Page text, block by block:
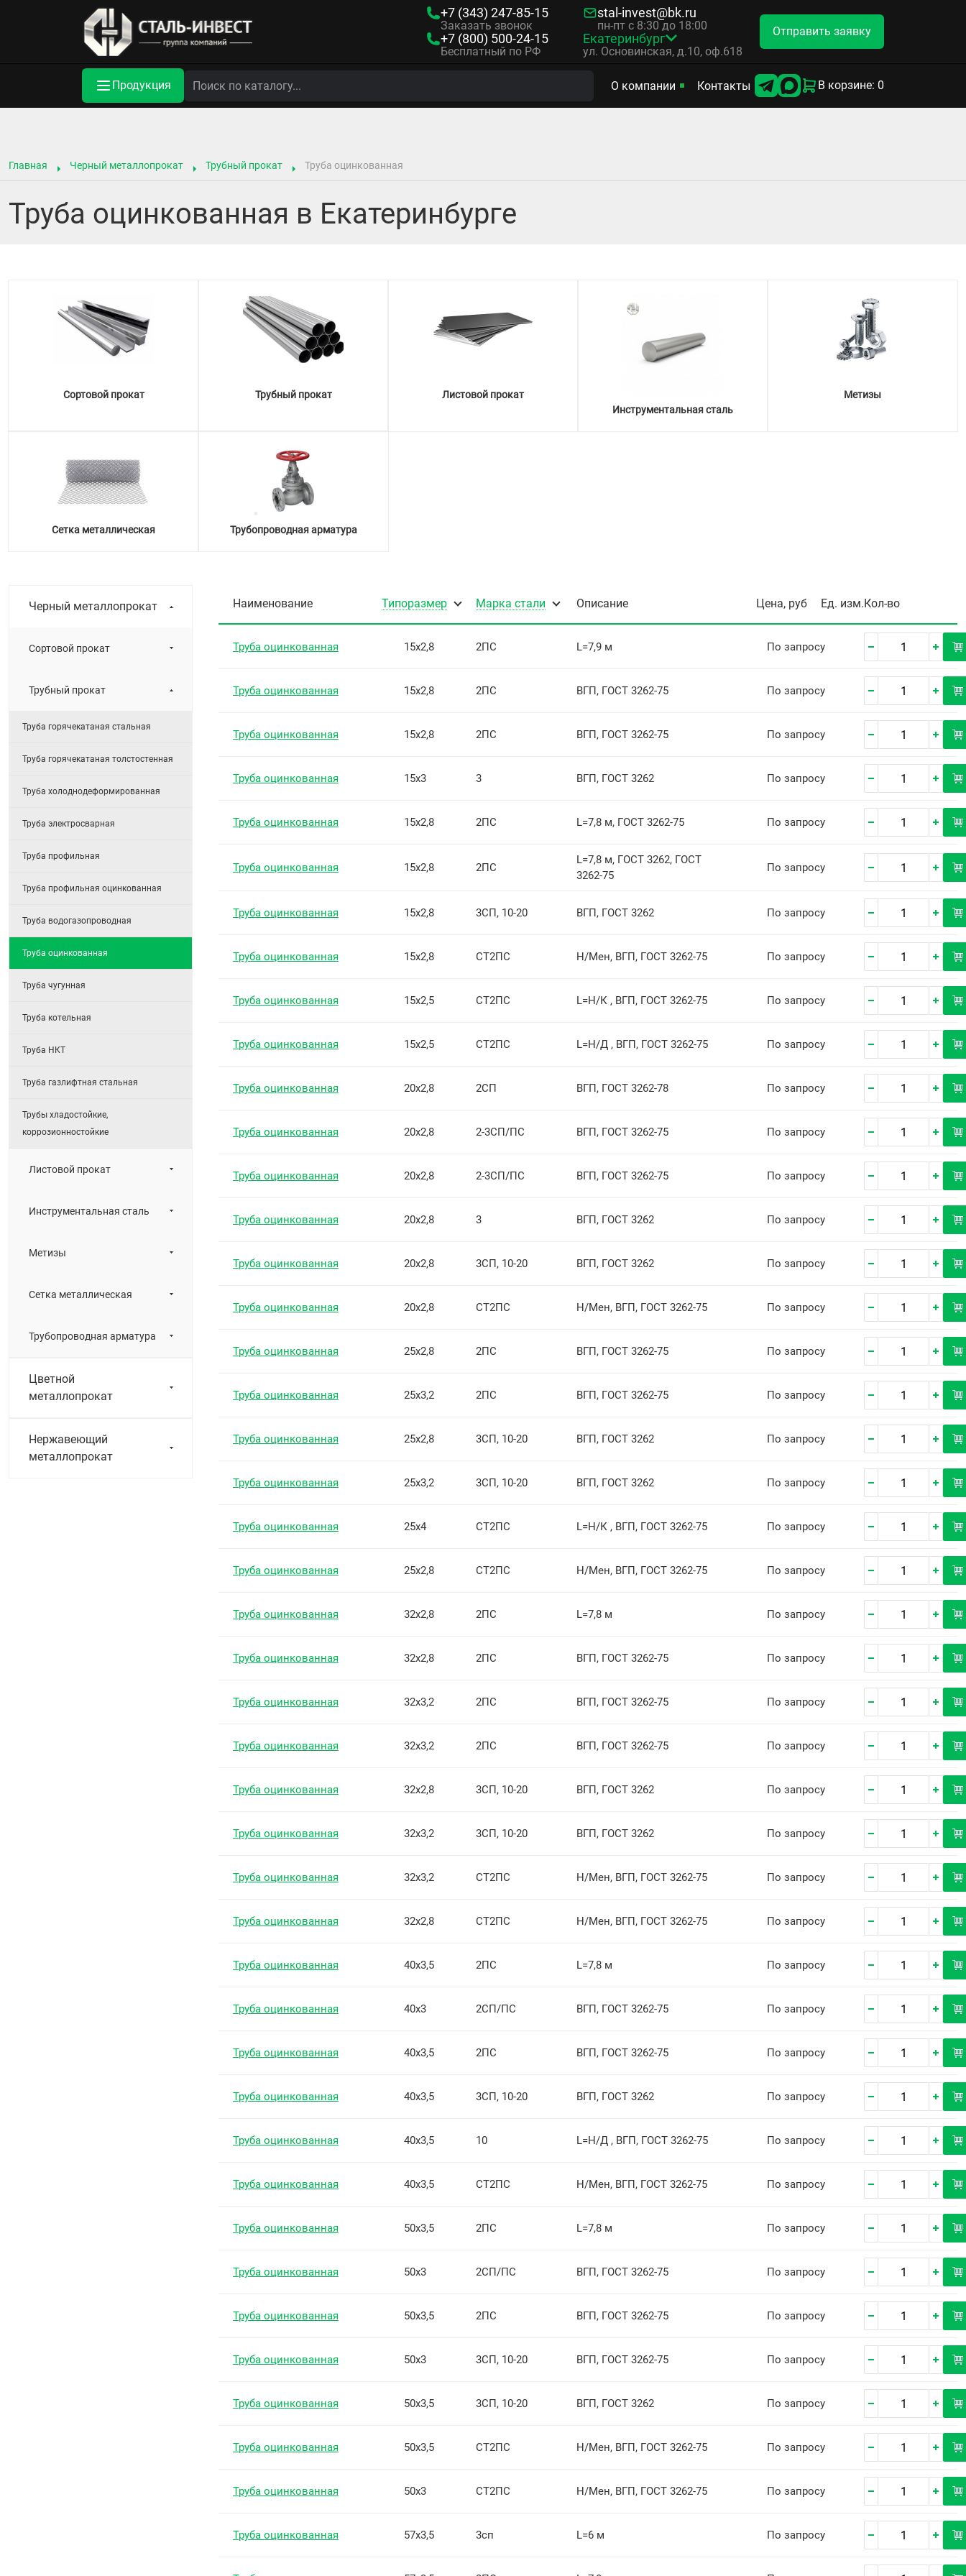
+7 (343) 247-85-15
Заказать звонок
+7 (800) 500-24-15
Бесплатный по РФ
stal-invest@bk.ru
пн-пт с 8:30 до 18:00
Екатеринбург
ул. Основинская, д.10, оф.618
Отправить заявку
Продукция О компании Контакты В корзине: 0
Главная Черный металлопрокат Трубный прокат Труба оцинкованная
Труба оцинкованная в Екатеринбурге
Сортовой прокат Трубный прокат
Листовой прокат
Инструментальная сталь
Метизы
Сетка металлическая Трубопроводная арматура
Черный металлопрокат
Сортовой прокат
Трубный прокат
Труба горячекатаная стальная
Труба горячекатаная толстостенная
Труба холоднодеформированная
Труба электросварная
Труба профильная
Труба профильная оцинкованная
Труба водогазопроводная
Труба оцинкованная
Труба чугунная
Труба котельная
Труба НКТ
Труба газлифтная стальная
Трубы хладостойкие,
коррозионностойкие
Листовой прокат
Инструментальная сталь
Метизы
Сетка металлическая
Трубопроводная арматура
Цветной
металлопрокат
Нержавеющий
металлопрокат
Наименование Типоразмер Марка стали Описание Цена, руб Ед. изм. Кол-во
Труба оцинкованная 15х2,8 2ПС L=7,9 м По запросу
Труба оцинкованная 15х2,8 2ПС ВГП, ГОСТ 3262-75 По запросу
Труба оцинкованная 15х2,8 2ПС ВГП, ГОСТ 3262-75 По запросу
Труба оцинкованная 15х3 3 ВГП, ГОСТ 3262 По запросу
Труба оцинкованная 15х2,8 2ПС L=7,8 м, ГОСТ 3262-75 По запросу
Труба оцинкованная 15х2,8 2ПС
L=7,8 м, ГОСТ 3262, ГОСТ
3262-75
По запросу
Труба оцинкованная 15х2,8 3СП, 10-20 ВГП, ГОСТ 3262 По запросу
Труба оцинкованная 15х2,8 СТ2ПС Н/Мен, ВГП, ГОСТ 3262-75 По запросу
Труба оцинкованная 15х2,5 СТ2ПС L=Н/К , ВГП, ГОСТ 3262-75 По запросу
Труба оцинкованная 15х2,5 СТ2ПС L=Н/Д , ВГП, ГОСТ 3262-75 По запросу
Труба оцинкованная 20х2,8 2СП ВГП, ГОСТ 3262-78 По запросу
Труба оцинкованная 20х2,8 2-3СП/ПС ВГП, ГОСТ 3262-75 По запросу
Труба оцинкованная 20х2,8 2-3СП/ПС ВГП, ГОСТ 3262-75 По запросу
Труба оцинкованная 20х2,8 3 ВГП, ГОСТ 3262 По запросу
Труба оцинкованная 20х2,8 3СП, 10-20 ВГП, ГОСТ 3262 По запросу
Труба оцинкованная 20х2,8 СТ2ПС Н/Мен, ВГП, ГОСТ 3262-75 По запросу
Труба оцинкованная 25х2,8 2ПС ВГП, ГОСТ 3262-75 По запросу
Труба оцинкованная 25х3,2 2ПС ВГП, ГОСТ 3262-75 По запросу
Труба оцинкованная 25х2,8 3СП, 10-20 ВГП, ГОСТ 3262 По запросу
Труба оцинкованная 25х3,2 3СП, 10-20 ВГП, ГОСТ 3262 По запросу
Труба оцинкованная 25х4 СТ2ПС L=Н/К , ВГП, ГОСТ 3262-75 По запросу
Труба оцинкованная 25х2,8 СТ2ПС Н/Мен, ВГП, ГОСТ 3262-75 По запросу
Труба оцинкованная 32х2,8 2ПС L=7,8 м По запросу
Труба оцинкованная 32х2,8 2ПС ВГП, ГОСТ 3262-75 По запросу
Труба оцинкованная 32х3,2 2ПС ВГП, ГОСТ 3262-75 По запросу
Труба оцинкованная 32х3,2 2ПС ВГП, ГОСТ 3262-75 По запросу
Труба оцинкованная 32х2,8 3СП, 10-20 ВГП, ГОСТ 3262 По запросу
Труба оцинкованная 32х3,2 3СП, 10-20 ВГП, ГОСТ 3262 По запросу
Труба оцинкованная 32х3,2 СТ2ПС Н/Мен, ВГП, ГОСТ 3262-75 По запросу
Труба оцинкованная 32х2,8 СТ2ПС Н/Мен, ВГП, ГОСТ 3262-75 По запросу
Труба оцинкованная 40х3,5 2ПС L=7,8 м По запросу
Труба оцинкованная 40х3 2СП/ПС ВГП, ГОСТ 3262-75 По запросу
Труба оцинкованная 40х3,5 2ПС ВГП, ГОСТ 3262-75 По запросу
Труба оцинкованная 40х3,5 3СП, 10-20 ВГП, ГОСТ 3262 По запросу
Труба оцинкованная 40х3,5 10 L=Н/Д , ВГП, ГОСТ 3262-75 По запросу
Труба оцинкованная 40х3,5 СТ2ПС Н/Мен, ВГП, ГОСТ 3262-75 По запросу
Труба оцинкованная 50х3,5 2ПС L=7,8 м По запросу
Труба оцинкованная 50х3 2СП/ПС ВГП, ГОСТ 3262-75 По запросу
Труба оцинкованная 50х3,5 2ПС ВГП, ГОСТ 3262-75 По запросу
Труба оцинкованная 50х3 3СП, 10-20 ВГП, ГОСТ 3262-75 По запросу
Труба оцинкованная 50х3,5 3СП, 10-20 ВГП, ГОСТ 3262 По запросу
Труба оцинкованная 50х3,5 СТ2ПС Н/Мен, ВГП, ГОСТ 3262-75 По запросу
Труба оцинкованная 50х3 СТ2ПС Н/Мен, ВГП, ГОСТ 3262-75 По запросу
Труба оцинкованная 57х3,5 3сп L=6 м По запросу